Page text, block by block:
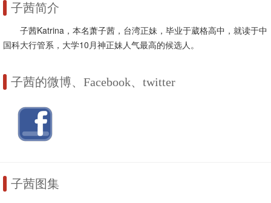
子茜简介
子茜Katrina，本名萧子茜，台湾正妹，毕业于葳格高中，就读于中
国科大行管系，大学10月神正妹人气最高的候选人。
子茜的微博、Facebook、twitter
子茜图集